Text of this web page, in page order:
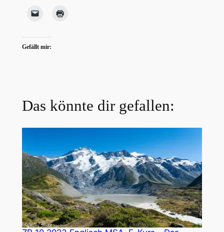
Gefällt mir:
Das könnte dir gefallen: